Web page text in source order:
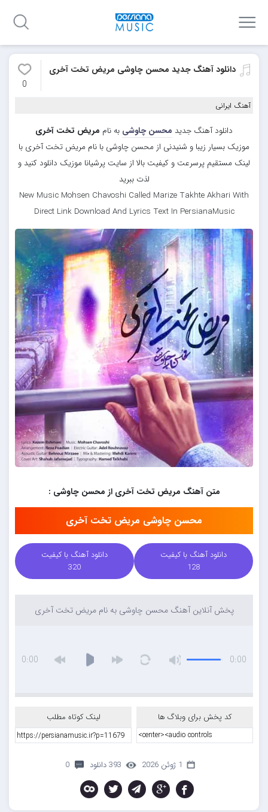
دانلود آهنگ جدید محسن چاوشی مریض تخت آخری
0
آهنگ ایرانی
دانلود آهنگ جدید محسن چاوشی به نام مریض تخت آخری
موزیک بسیار زیبا و شنیدنی از محسن چاوشی با نام مریض تخت آخری با
لینک مستقیم پرسرعت و کیفیت بالا از سایت پرشیانا موزیک دانلود کنید و
لذت ببرید
New Music Mohsen Chavoshi Called Marize Takhte Akhari With
Direct Link Download And Lyrics Text In PersianaMusic
متن آهنگ مریض تخت آخری از محسن چاوشی :
محسن چاوشی مریض تخت آخری
دانلود آهنگ با کیفیت
128
دانلود آهنگ با کیفیت
320
پخش آنلاین آهنگ محسن چاوشی به نام مریض تخت آخری
0:00
0:00
کد پخش برای وبلاگ ها لینک کوتاه مطلب
1 ژوئن 2026 393 دانلود 0